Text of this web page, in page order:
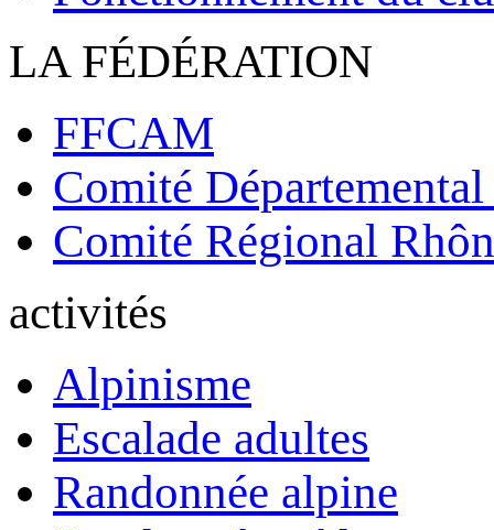
LA FÉDÉRATION
FFCAM
Comité
Comité Régional
activités
Alpinisme
Escalade adultes
Randonnée alpine